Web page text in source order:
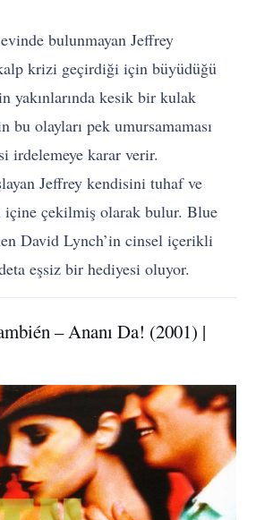
bulunmayan Jeffrey
krizi geçirdiği için büyüdüğü
yakınlarında kesik bir kulak
bu olayları pek umursamaması
irdelemeye karar verir.
Jeffrey kendisini tuhaf ve
içine çekilmiş olarak bulur. Blue
David Lynch’in cinsel içerikli
eşsiz bir hediyesi oluyor.
– Ananı Da! (2001) |